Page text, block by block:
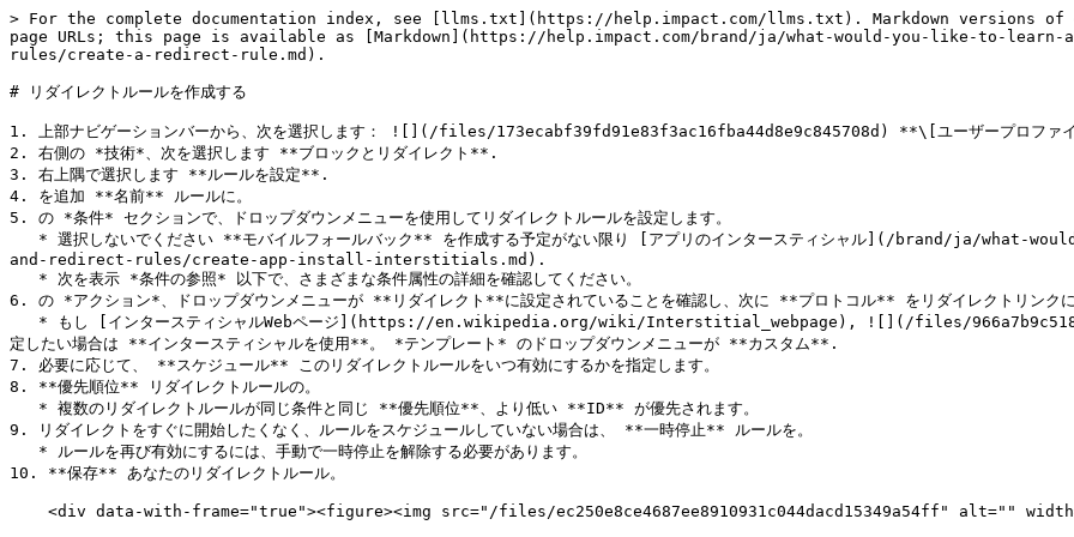
> For the complete documentation index, see [llms.txt](https://help.impact.com/llms.txt). Markdown versions of documentation pages are available by appending `.md` to page URLs; this page is available as [Markdown](https://help.impact.com/brand/ja/what-would-you-like-to-learn-about/platform-features/blocking-and-redirect-rules/create-a-redirect-rule.md).

# リダイレクトルールを作成する

1. 上部ナビゲーションバーから、次を選択します： ![](/files/173ecabf39fd91e83f3ac16fba44d8e9c845708d) **\[ユーザープロファイル] → 設定**.
2. 右側の *技術*、次を選択します **ブロックとリダイレクト**.
3. 右上隅で選択します **ルールを設定**.
4. を追加 **名前** ルールに。
5. の *条件* セクションで、ドロップダウンメニューを使用してリダイレクトルールを設定します。
   * 選択しないでください **モバイルフォールバック** を作成する予定がない限り [アプリのインタースティシャル](/brand/ja/what-would-you-like-to-learn-about/platform-features/blocking-and-redirect-rules/create-app-install-interstitials.md).
   * 次を表示 *条件の参照* 以下で、さまざまな条件属性の詳細を確認してください。
6. の *アクション*、ドロップダウンメニューが **リダイレクト**に設定されていることを確認し、次に **プロトコル** をリダイレクトリンクに選択し、遷移先URLを入力します。
   * もし [インタースティシャルWebページ](https://en.wikipedia.org/wiki/Interstitial_webpage), ![](/files/966a7b9c51811043ca7c1811ec6f6b9ef39fd26f) **\[オンに切り替え]** を設定したい場合は **インタースティシャルを使用**。 *テンプレート* のドロップダウンメニューが **カスタム**.
7. 必要に応じて、 **スケジュール** このリダイレクトルールをいつ有効にするかを指定します。
8. **優先順位** リダイレクトルールの。
   * 複数のリダイレクトルールが同じ条件と同じ **優先順位**、より低い **ID** が優先されます。
9. リダイレクトをすぐに開始したくなく、ルールをスケジュールしていない場合は、 **一時停止** ルールを。
   * ルールを再び有効にするには、手動で一時停止を解除する必要があります。
10. **保存** あなたのリダイレクトルール。

    <div data-with-frame="true"><figure><img src="/files/ec250e8ce4687ee8910931c044dacd15349a54ff" alt="" width="563"><figcaption></figcaption></figure></div>

#### インタースティシャル設定

リダイレクト用インタースティシャルの設定で利用できる各オプションの詳細は、以下の表を参照してください。

アカウントレベルによっては、すべてのインタースティシャル設定が利用できない場合があります。CSM（または [サポートにお問い合わせください](https://app.impact.com/support/portal.ihtml?createTicket=true)）に連絡して、アカウントのアップグレードについてお問い合わせください。

<details>

<summary>インタースティシャル設定の参照</summary>

|                        |                                                                                                                       |
| ---------------------- | --------------------------------------------------------------------------------------------------------------------- |
| **インタースティシャル設定**       | **説明**                                                                                                                |
| ヘッダーテキスト               | インタースティシャル上に大きな文字で表示される短いフレーズ。                                                                                        |
| 本文テキスト                 | トラフィックがインタースティシャル上で目にする情報。                                                                                            |
| 追加条件（プレミアム）            | リダイレクトされたトラフィックが認識しておくべき追加の利用条件や規約。                                                                                   |
| ユーザーの確認を必須にする          | 有効にすると、トラフィックはリダイレクトを完了するためにインタースティシャルページ上のボタンを選択する必要があります。                                                           |
| ボタンテキスト                | もし *ユーザーの確認を必須にする* が切り替えられている **オン**、ボタン内でトラフィックが選択しなければならない単語またはフレーズを追加できます。                                         |
| ボタンの色（プレミアム）           | もし *ユーザーの確認を必須にする* が切り替えられている **オン**、ボタンの色の16進コードを入力できます。                                                             |
| ユーザー入力を必須にする（プレミアム）    | 有効にすると、特定の条件（または複数の条件）を満たすトラフィックがインタースティシャルをバイパスできるトグルです。 *ユーザーの確認を必須にする* トグルが有効であることが必要です。                           |
| スキップオプションを含める（プレミアム）   | 選択すると、トラフィックはインタースティシャルを通過し、一定時間後にリダイレクトを完了できます。 *ユーザーの確認を必須にする* と *ユーザー入力を必須にする* トグルが有効であることが必要です。                   |
| ページを少なくとも1回表示する（プレミアム） | 選択すると、適切なパラメータでバイパスできる場合でも、すべてのトラフィックがインタースティシャルページを少なくとも1回は表示します。 *ユーザーの確認を必須にする* と *ユーザー入力を必須にする* トグルが有効であることが必要です。 |
| パートナーのロゴを表示する（プレミアム）   | 有効にすると、リダイレクトされたトラフィックを誘導したパートナーのロゴもインタースティシャルページに表示されるトグルです。                                                         |
| CSSをカスタマイズ（プレミアム）      | 有効にすると、インタースティシャルページ用のカスタムCSSファイルをアップロードできるトグルです。                                                                     |
| カスタムCSS（プレミアム）         | もし *CSSをカスタマイズ* が切り替えられている **オン**、インタースティシャルページのカスタムCSSを入力できます。                                                       |
| プレビュー                  | インタースティシャルページのプレビューを表示するために新しいブラウザタブを開きます。                                                                            |

</details>

#### 条件の参照

*条件* 設定は *AND/OR* システムで機能します：

![](/files/31ed8bce4d22f3780f0bf5494c25049b3181e0a9) AND：\
特定の条件をさらに絞り込みます。

![](/files/31ed8bce4d22f3780f0bf5494c25049b3181e0a9) 追加/OR：\
リダイレクトルールを有効にするために満たすこともできますが、必ずしも満たす必要はない別の条件を追加します。

<details>

<summary>条件に使用できるさまざまな属性</summary>

|             |                                                                                                                                                                                                                                                                        |
| ----------- | ---------------------------------------------------------------------------------------------------------------------------------------------------------------------------------------------------------------------------------------------------------------------- |
| **条件属性**    | **説明**                                                                                                                                                                                                                                                                 |
| IPアドレス      | デバイスに登録されたIPアドレス。                                                                                                                                                                                                                                                      |
| Shared Id   | レポートで使用される、パートナー管理のクエリ文字列パラメータ。